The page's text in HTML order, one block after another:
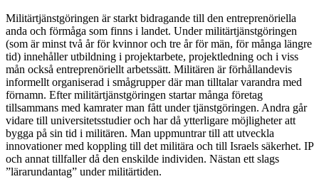
Militärtjänstgöringen är starkt bidragande till den entreprenöriella
anda och förmåga som finns i landet. Under militärtjänstgöringen
(som är minst två år för kvinnor och tre år för män, för många längre
tid) innehåller utbildning i projektarbete, projektledning och i viss
mån också entreprenöriellt arbetssätt. Militären är förhållandevis
informellt organiserad i smågrupper där man tilltalar varandra med
förnamn. Efter militärtjänstgöringen startar många företag
tillsammans med kamrater man fått under tjänstgöringen. Andra går
vidare till universitetsstudier och har då ytterligare möjligheter att
bygga på sin tid i militären. Man uppmuntrar till att utveckla
innovationer med koppling till det militära och till Israels säkerhet. IP
och annat tillfaller då den enskilde individen. Nästan ett slags
”lärarundantag” under militärtiden.